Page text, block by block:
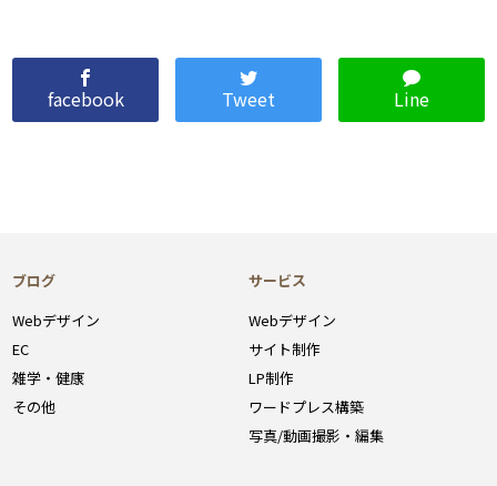
facebook Tweet Line
ブログ
Webデザイン
EC
雑学・健康
その他
サービス
Webデザイン
サイト制作
LP制作
ワードプレス構築
写真/動画撮影・編集